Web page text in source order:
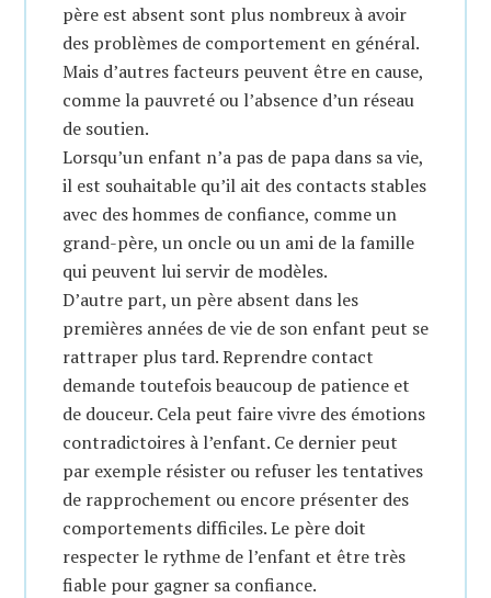
père est absent sont plus nombreux à avoir
des problèmes de comportement en général.
Mais d’autres facteurs peuvent être en cause,
comme la pauvreté ou l’absence d’un réseau
de soutien.
Lorsqu’un enfant n’a pas de papa dans sa vie,
il est souhaitable qu’il ait des contacts stables
avec des hommes de confiance, comme un
grand-père, un oncle ou un ami de la famille
qui peuvent lui servir de modèles.
D’autre part, un père absent dans les
premières années de vie de son enfant peut se
rattraper plus tard. Reprendre contact
demande toutefois beaucoup de patience et
de douceur. Cela peut faire vivre des émotions
contradictoires à l’enfant. Ce dernier peut
par exemple résister ou refuser les tentatives
de rapprochement ou encore présenter des
comportements difficiles. Le père doit
respecter le rythme de l’enfant et être très
fiable pour gagner sa confiance.